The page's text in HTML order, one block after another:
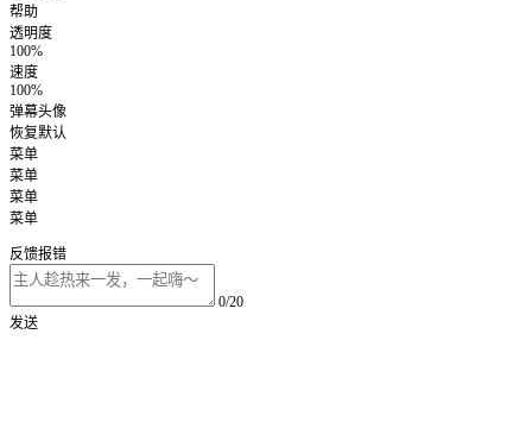
帮助
透明度
100%
速度
100%
弹幕头像
恢复默认
菜单
菜单
菜单
菜单
反馈报错
0/20
发送